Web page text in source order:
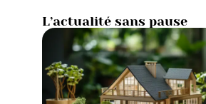
L’actualité sans pause